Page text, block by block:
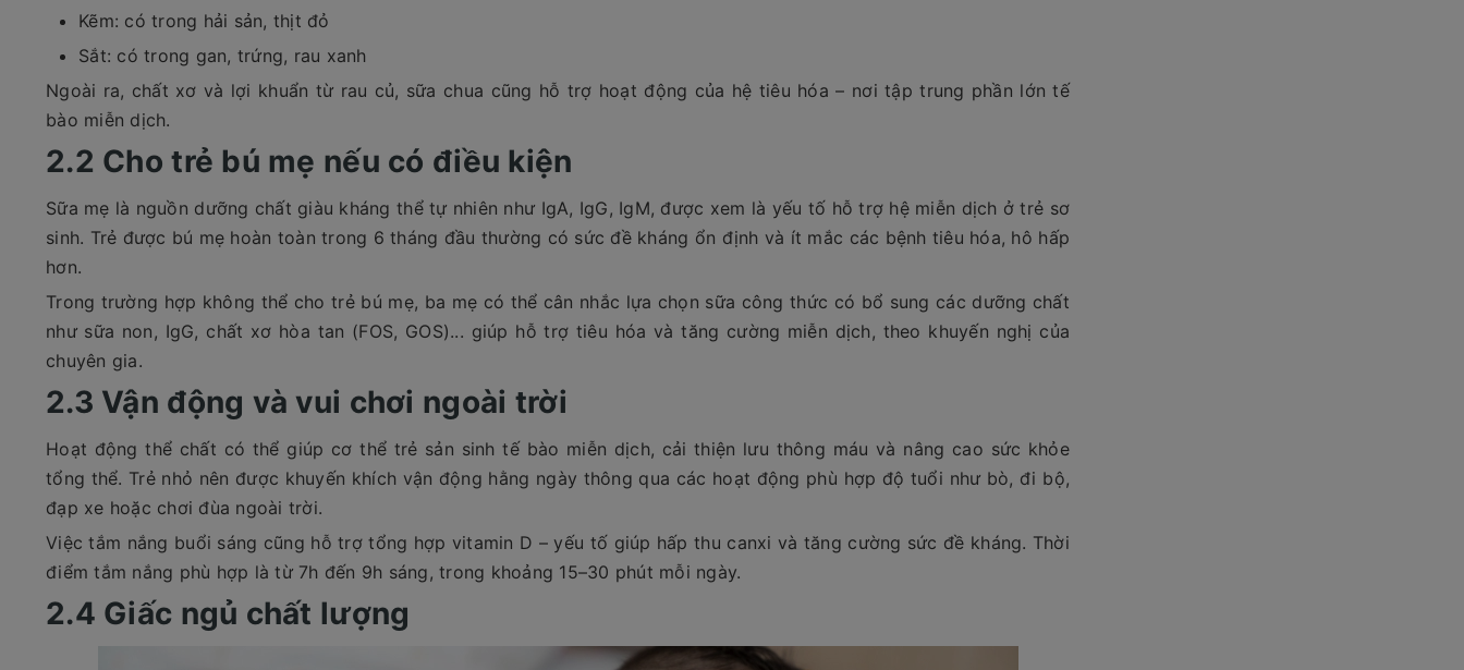
Kẽm: có trong hải sản, thịt đỏ
Sắt: có trong gan, trứng, rau xanh
Ngoài ra, chất xơ và lợi khuẩn từ rau củ, sữa chua cũng hỗ trợ hoạt động của hệ tiêu hóa – nơi tập trung phần lớn tế
bào miễn dịch.
2.2 Cho trẻ bú mẹ nếu có điều kiện
Sữa mẹ là nguồn dưỡng chất giàu kháng thể tự nhiên như IgA, IgG, IgM, được xem là yếu tố hỗ trợ hệ miễn dịch ở trẻ sơ
sinh. Trẻ được bú mẹ hoàn toàn trong 6 tháng đầu thường có sức đề kháng ổn định và ít mắc các bệnh tiêu hóa, hô hấp
hơn.
Trong trường hợp không thể cho trẻ bú mẹ, ba mẹ có thể cân nhắc lựa chọn sữa công thức có bổ sung các dưỡng chất
như sữa non, IgG, chất xơ hòa tan (FOS, GOS)... giúp hỗ trợ tiêu hóa và tăng cường miễn dịch, theo khuyến nghị của
chuyên gia.
2.3 Vận động và vui chơi ngoài trời
Hoạt động thể chất có thể giúp cơ thể trẻ sản sinh tế bào miễn dịch, cải thiện lưu thông máu và nâng cao sức khỏe
tổng thể. Trẻ nhỏ nên được khuyến khích vận động hằng ngày thông qua các hoạt động phù hợp độ tuổi như bò, đi bộ,
đạp xe hoặc chơi đùa ngoài trời.
Việc tắm nắng buổi sáng cũng hỗ trợ tổng hợp vitamin D – yếu tố giúp hấp thu canxi và tăng cường sức đề kháng. Thời
điểm tắm nắng phù hợp là từ 7h đến 9h sáng, trong khoảng 15–30 phút mỗi ngày.
2.4 Giấc ngủ chất lượng